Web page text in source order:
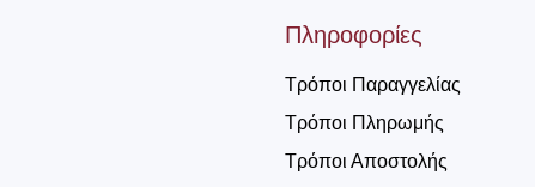
Πληροφορίες
Τρόποι Παραγγελίας
Τρόποι Πληρωμής
Τρόποι Αποστολής